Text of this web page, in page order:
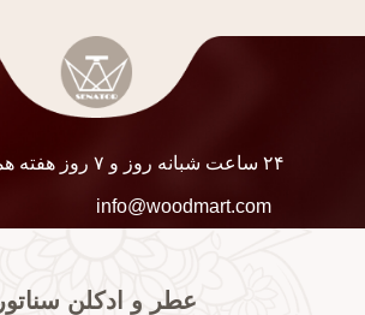
۲۴ ساعت شبانه روز و ۷ روز هفته همراه شماییم
info@woodmart.com
عطر و ادکلن سناتور